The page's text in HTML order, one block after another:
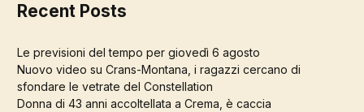
Recent Posts
Le previsioni del tempo per giovedì 6 agosto
Nuovo video su Crans-Montana, i ragazzi cercano di
sfondare le vetrate del Constellation
Donna di 43 anni accoltellata a Crema, è caccia